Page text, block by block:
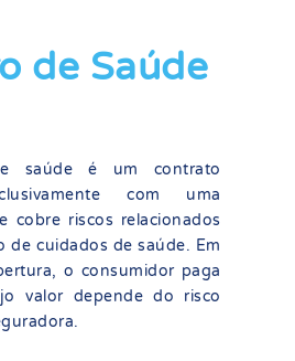
de Saúde
saúde é um contrato
com uma
cobre riscos relacionados
de cuidados de saúde. Em
o consumidor paga
valor depende do risco